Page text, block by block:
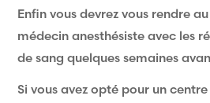
Enfin vous devrez vous rendre
médecin anesthésiste avec les
de sang quelques semaines
Si vous avez opté pour un